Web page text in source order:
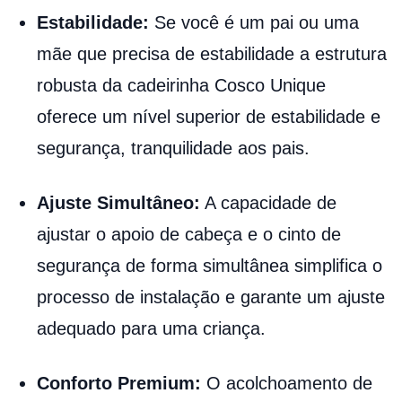
Estabilidade: Se você é um pai ou uma
mãe que precisa de estabilidade a estrutura
robusta da cadeirinha Cosco Unique
oferece um nível superior de estabilidade e
segurança, tranquilidade aos pais.
Ajuste Simultâneo: A capacidade de
ajustar o apoio de cabeça e o cinto de
segurança de forma simultânea simplifica o
processo de instalação e garante um ajuste
adequado para uma criança.
Conforto Premium: O acolchoamento de